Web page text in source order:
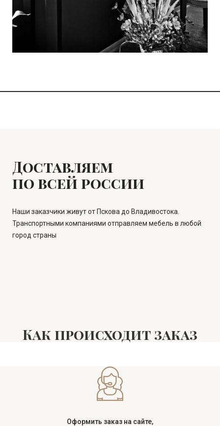
Доставляем
по всей россии
Наши заказчики живут от Пскова до Владивостока.
Транспортными компаниями отправляем мебель в любой
город страны
Как происходит заказ
Оформить заказ на сайте,